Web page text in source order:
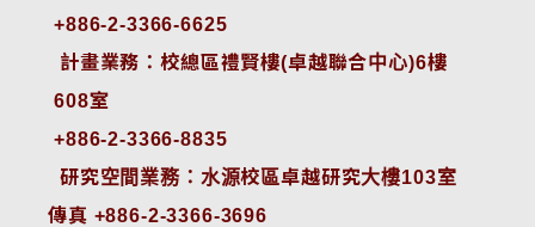
+886-2-3366-6625
計畫業務：校總區禮賢樓(卓越聯合中心)6樓
608室
+886-2-3366-8835
研究空間業務：水源校區卓越研究大樓103室
傳真 +886-2-3366-3696